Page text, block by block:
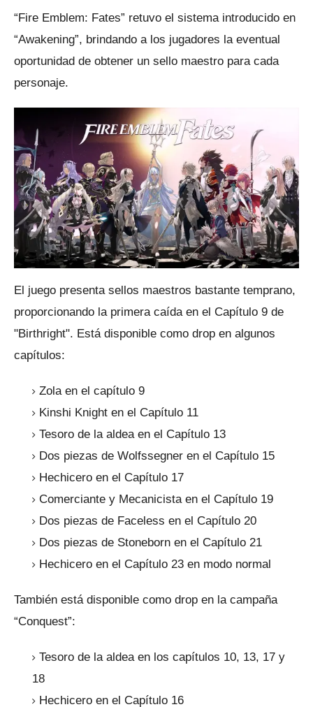
“Fire Emblem: Fates” retuvo el sistema introducido en
“Awakening”, brindando a los jugadores la eventual
oportunidad de obtener un sello maestro para cada
personaje.
El juego presenta sellos maestros bastante temprano,
proporcionando la primera caída en el Capítulo 9 de
"Birthright". Está disponible como drop en algunos
capítulos:
Zola en el capítulo 9
Kinshi Knight en el Capítulo 11
Tesoro de la aldea en el Capítulo 13
Dos piezas de Wolfssegner en el Capítulo 15
Hechicero en el Capítulo 17
Comerciante y Mecanicista en el Capítulo 19
Dos piezas de Faceless en el Capítulo 20
Dos piezas de Stoneborn en el Capítulo 21
Hechicero en el Capítulo 23 en modo normal
También está disponible como drop en la campaña
“Conquest”:
Tesoro de la aldea en los capítulos 10, 13, 17 y
18
Hechicero en el Capítulo 16